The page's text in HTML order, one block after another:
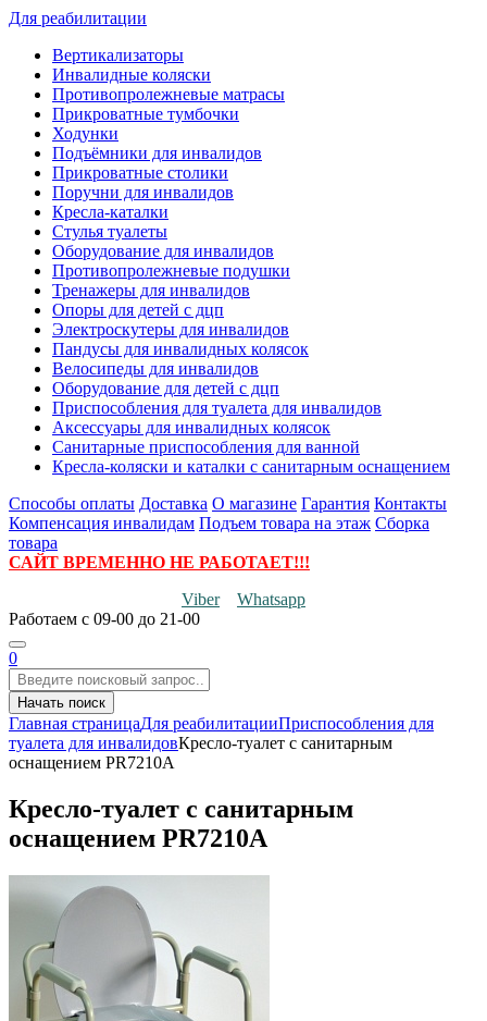
Для реабилитации
Вертикализаторы
Инвалидные коляски
Противопролежневые матрасы
Прикроватные тумбочки
Ходунки
Подъёмники для инвалидов
Прикроватные столики
Поручни для инвалидов
Кресла-каталки
Стулья туалеты
Оборудование для инвалидов
Противопролежневые подушки
Тренажеры для инвалидов
Опоры для детей с дцп
Электроскутеры для инвалидов
Пандусы для инвалидных колясок
Велосипеды для инвалидов
Оборудование для детей с дцп
Приспособления для туалета для инвалидов
Аксессуары для инвалидных колясок
Санитарные приспособления для ванной
Кресла-коляски и каталки с санитарным оснащением
Способы оплаты Доставка О магазине Гарантия Контакты
Компенсация инвалидам Подъем товара на этаж Сборка
товара
САЙТ ВРЕМЕННО НЕ РАБОТАЕТ!!!
Viber
Whatsapp
Работаем с 09-00 до 21-00
0
Начать поиск
Главная страницаДля реабилитацииПриспособления для
туалета для инвалидовКресло-туалет с санитарным
оснащением PR7210A
Кресло-туалет с санитарным
оснащением PR7210A